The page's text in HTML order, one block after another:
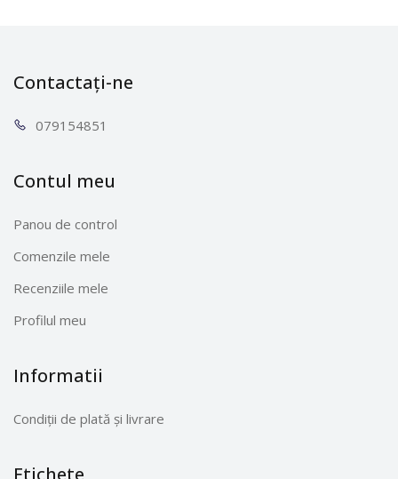
Contactați-ne
0791 54851
Contul meu
Panou de control
Comenzile mele
Recenziile mele
Profilul meu
Informatii
Condiții de plată și livrare
Etichete